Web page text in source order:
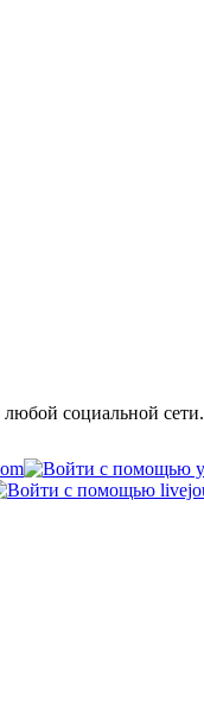
социальной сети.